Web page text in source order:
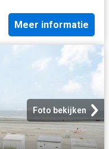
Meer informatie
Foto bekijken